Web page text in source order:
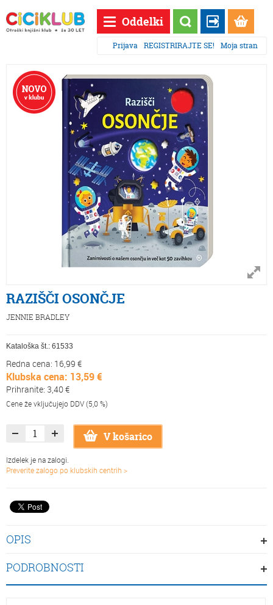
Oddelki
Prijava REGISTRIRAJTE SE! Moja stran
RAZIŠČI OSONČJE
JENNIE BRADLEY
Kataloška št.: 61533
Redna cena: 16,99 €
Klubska cena: 13,59 €
Prihranite: 3,40 €
Cene že vključujejo DDV (5,0 %)
V košarico
Izdelek je na zalogi.
Preverite zalogo po klubskih centrih >
OPIS
PODROBNOSTI